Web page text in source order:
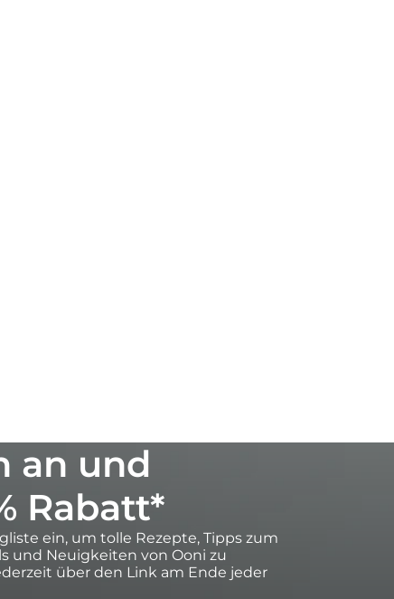
an und
Rabatt*
ein, um tolle Rezepte, Tipps zum
und Neuigkeiten von Ooni zu
über den Link am Ende jeder